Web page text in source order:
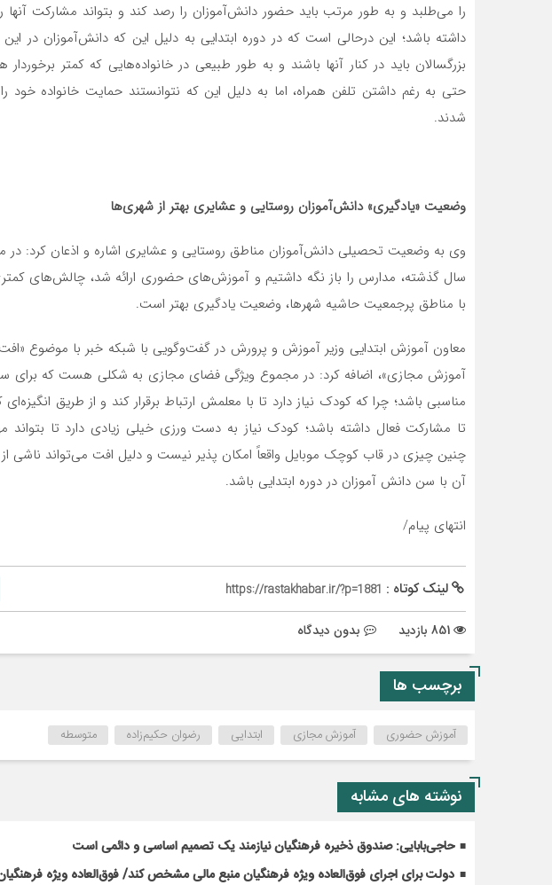
را می‌طلبد و به طور مرتب باید حضور دانش‌آموزان را رصد کند و بتواند مشارکت آنها
داشته باشد؛ این درحالی است که در دوره ابتدایی به دلیل این که دانش‌آموزان در
بزرگسالان باید در کنار آنها باشند و به طور طبیعی در خانواده‌هایی که کمتر
حتی به رغم داشتن تلفن همراه، اما به دلیل این که نتوانستند حمایت خانواده خود
شدند.
وضعیت «یادگیری» دانش‌آموزان روستایی و عشایری بهتر از شهری‌ها
وی به وضعیت تحصیلی دانش‌آموزان مناطق روستایی و عشایری اشاره و اذعان کرد: در
سال گذشته، مدارس را باز نگه داشتیم و آموزش‌های حضوری ارائه شد، چالش‌های
با مناطق پرجمعیت حاشیه شهرها، وضعیت یادگیری بهتر است.
معاون آموزش ابتدایی وزیر آموزش و پرورش در گفت‌وگویی با شبکه خبر با موضوع
آموزش مجازی»، اضافه کرد: در مجموع ویژگی فضای مجازی به شکلی هست که برای
مناسبی باشد؛ چرا که کودک نیاز دارد تا با معلمش ارتباط برقرار کند و از طریق
تا مشارکت فعال داشته باشد؛ کودک نیاز به دست ورزی خیلی زیادی دارد تا بتواند
چنین چیزی در قاب کوچک موبایل واقعاً امکان پذیر نیست و دلیل افت می‌تواند
آن با سن دانش آموزان در دوره ابتدایی باشد.
انتهای پیام/
لینک کوتاه : https://rastakhabar.ir/?p=1881
بدون دیدگاه
برچسب ها
آموزش حضوری آموزش مجازی ابتدایی رضوان حکیم‌زاده متوسطه
نوشته های مشابه
حاجی‌بابایی: صندوق ذخیره فرهنگیان نیازمند یک تصمیم اساسی و دائمی است
دولت برای اجرای فوق‌العاده ویژه فرهنگیان منبع مالی مشخص کند/ فوق‌العاده ویژه